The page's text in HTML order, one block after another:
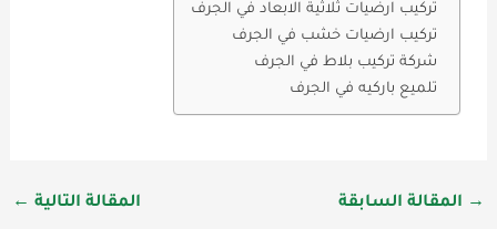
تركيب ارضيات ثلاثية الابعاد في الجرف
تركيب ارضيات خشب في الجرف
شركة تركيب بلاط في الجرف
تلميع باركيه في الجرف
→ المقالة السابقة المقالة التالية ←